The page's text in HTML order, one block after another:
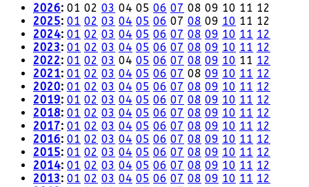
2026: 01 02 03 04 05 06 07 08 09 10 11 12
2025: 01 02 03 04 05 06 07 08 09 10 11 12
2024: 01 02 03 04 05 06 07 08 09 10 11 12
2023: 01 02 03 04 05 06 07 08 09 10 11 12
2022: 01 02 03 04 05 06 07 08 09 10 11 12
2021: 01 02 03 04 05 06 07 08 09 10 11 12
2020: 01 02 03 04 05 06 07 08 09 10 11 12
2019: 01 02 03 04 05 06 07 08 09 10 11 12
2018: 01 02 03 04 05 06 07 08 09 10 11 12
2017: 01 02 03 04 05 06 07 08 09 10 11 12
2016: 01 02 03 04 05 06 07 08 09 10 11 12
2015: 01 02 03 04 05 06 07 08 09 10 11 12
2014: 01 02 03 04 05 06 07 08 09 10 11 12
2013: 01 02 03 04 05 06 07 08 09 10 11 12